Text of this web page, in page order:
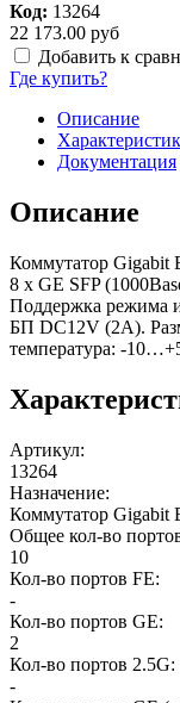
Код: 13264
22 173.00 руб
Добавить к
Где купить?
Описание
Документация
Описание
Коммутатор Gigabit
8 x GE SFP
Поддержка режима
БП DC12V (2A).
температура: -
Артикул:
13264
Назначение:
Коммутатор Gigabit
Общее кол-во
10
Кол-во портов FE:
-
Кол-во портов GE:
2
Кол-во портов 2.5G:
-